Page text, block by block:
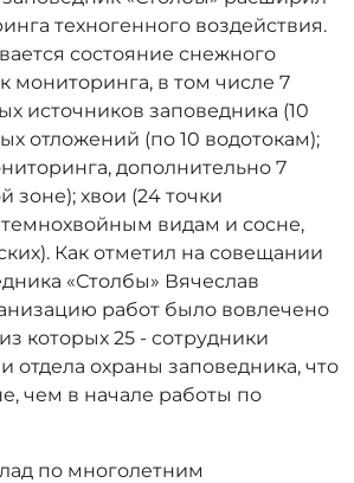
техногенного воздействия.
состояние снежного
мониторинга, в том числе 7
источников заповедника (10
отложений (по 10 водотокам);
дополнительно 7
зоне); хвои (24 точки
видам и сосне,
Как отметил на совещании
«Столбы» Вячеслав
работ было вовлечено
которых 25 - сотрудники
отдела охраны заповедника, что
чем в начале работы по
по многолетним